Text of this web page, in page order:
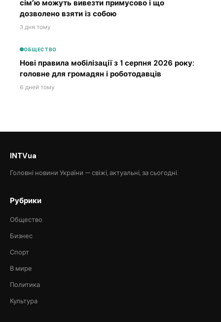
сім’ю можуть вивезти примусово і що
дозволено взяти із собою
3 дня тому
ОБЩЕСТВО
Нові правила мобілізації з 1 серпня 2026 року:
головне для громадян і роботодавців
6 дней тому
INTVua
Головні новини України — свіжі, актуальні, за сьогодні.
Рубрики
Общество
Бизнес
Спорт
В мире
Политика
Культура